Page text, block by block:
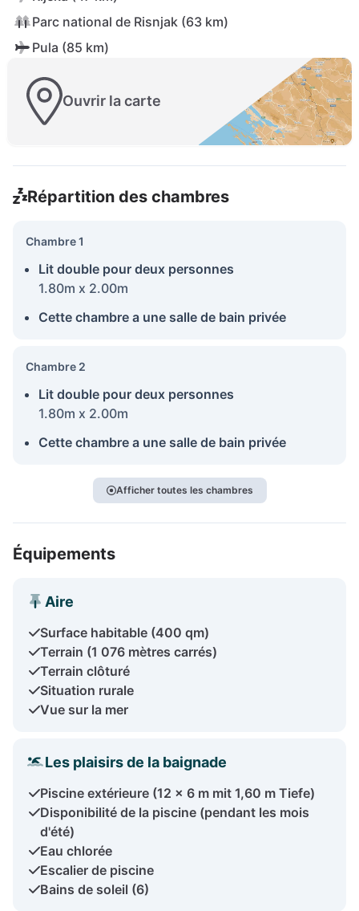
Parc national de Risnjak (63 km)
Pula (85 km)
Ouvrir la carte
Répartition des chambres
Chambre 1
Lit double pour deux personnes
1.80m x 2.00m
Cette chambre a une salle de bain privée
Chambre 2
Lit double pour deux personnes
1.80m x 2.00m
Cette chambre a une salle de bain privée
Afficher toutes les chambres
Équipements
Aire
Surface habitable (400 qm)
Terrain (1 076 mètres carrés)
Terrain clôturé
Situation rurale
Vue sur la mer
Les plaisirs de la baignade
Piscine extérieure (12 x 6 m mit 1,60 m Tiefe)
Disponibilité de la piscine (pendant les mois
d'été)
Eau chlorée
Escalier de piscine
Bains de soleil (6)